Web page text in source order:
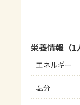
栄養情報（1
エネルギー
塩分